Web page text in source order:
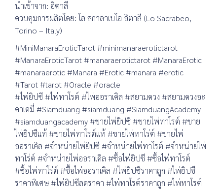
นำเข้าจาก: อิตาลี
ควบคุมการผลิตโดย: โล สกาลาเบโอ อิตาลี (Lo Sacrabeo,
Torino – Italy)
#MiniManaraEroticTarot #minimanaraerotictarot
#ManaraEroticTarot #manaraerotictarot #ManaraErotic
#manaraerotic #Manara #Erotic #manara #erotic
#Tarot #tarot #Oracle #oracle
#ไพ่ยิปซี #ไพ่ทาโรต์ #ไพ่ออราเคิล #สยามดวง #สยามดวงอะ
คาเดมี่ #Siamduang #siamduang #SiamduangAcademy
#siamduangacademy #ขายไพ่ยิปซี #ขายไพ่ทาโรต์ #ขาย
ไพ่ยิปซีแท้ #ขายไพ่ทาโรต์แท้ #ขายไพ่ทาโร่ต์ #ขายไพ่
ออราเคิล #จำหน่ายไพ่ยิปซี #จำหน่ายไพ่ทาโรต์ #จำหน่ายไพ่
ทาโร่ต์ #จำหน่ายไพ่ออราเคิล #ซื้อไพ่ยิปซี #ซื้อไพ่ทาโรต์
#ซื้อไพ่ทาโร่ต์ #ซื้อไพ่ออราเคิล #ไพ่ยิปซีราคาถูก #ไพ่ยิปซี
ราคาพิเศษ #ไพ่ยิปซีลดราคา #ไพ่ทาโรต์ราคาถูก #ไพ่ทาโรต์